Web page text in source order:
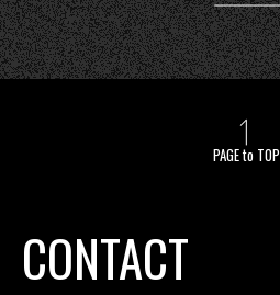
PAGE to TOP
CONTACT